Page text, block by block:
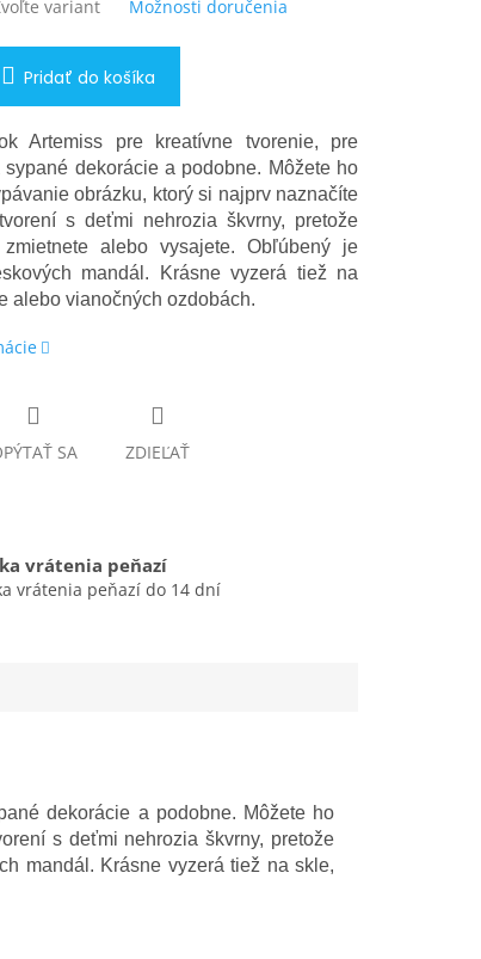
variant Možnosti doručenia
Pridať do košíka
Artemiss pre kreatívne tvorenie, pre
sypané dekorácie a podobne. Môžete ho
obrázku, ktorý si najprv naznačíte
s deťmi nehrozia škvrny, pretože
alebo vysajete. Obľúbený je
mandál. Krásne vyzerá tiež na
alebo vianočných ozdobách.
SA ZDIEĽAŤ
vrátenia peňazí
vrátenia peňazí do 14 dní
dekorácie a podobne. Môžete ho
s deťmi nehrozia škvrny, pretože
mandál. Krásne vyzerá tiež na skle,